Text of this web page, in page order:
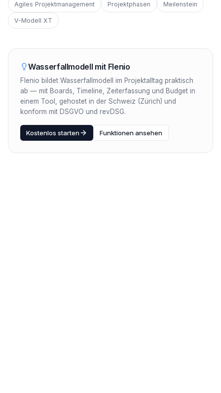
Agiles Projektmanagement Projektphasen Meilenstein
V-Modell XT
Wasserfallmodell mit Flenio
Flenio bildet Wasserfallmodell im Projektalltag praktisch
ab — mit Boards, Timeline, Zeiterfassung und Budget in
einem Tool, gehostet in der Schweiz (Zürich) und
konform mit DSGVO und revDSG.
Kostenlos starten Funktionen ansehen